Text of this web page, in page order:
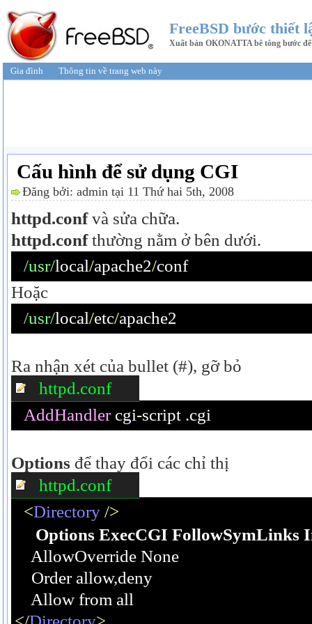
FreeBSD bước thiết
Xuất bản OKONATTA bê tông bước
Gia đình Thông tin về trang web này
Cấu hình để sử dụng CGI
Đăng bởi: admin tại 11 Thứ hai 5th, 2008
httpd.confvà sửa chữa.
httpd.confthường nằm ở bên dưới.
/usr/local/apache2/conf
Hoặc
/usr/local/etc/apache2
Ra nhận xét của bullet (#), gỡ bỏ
httpd.conf
AddHandler cgi-script .cgi
Options để thay đổi các chỉ thị
httpd.conf
<Directory />
Options ExecCGI FollowSymLinks
AllowOverride None
Order allow,deny
Allow from all